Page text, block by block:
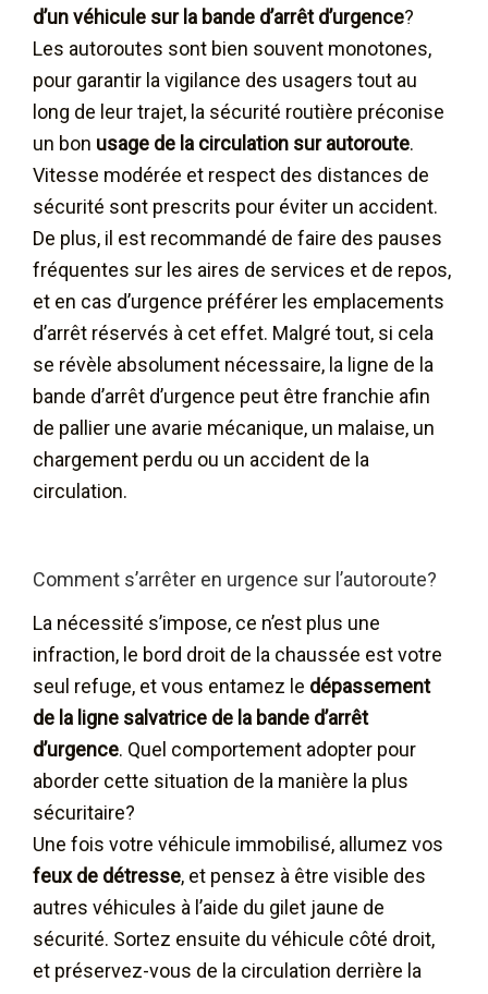
d’un véhicule sur la bande d’arrêt d’urgence?
Les autoroutes sont bien souvent monotones,
pour garantir la vigilance des usagers tout au
long de leur trajet, la sécurité routière préconise
un bon usage de la circulation sur autoroute.
Vitesse modérée et respect des distances de
sécurité sont prescrits pour éviter un accident.
De plus, il est recommandé de faire des pauses
fréquentes sur les aires de services et de repos,
et en cas d’urgence préférer les emplacements
d’arrêt réservés à cet effet. Malgré tout, si cela
se révèle absolument nécessaire, la ligne de la
bande d’arrêt d’urgence peut être franchie afin
de pallier une avarie mécanique, un malaise, un
chargement perdu ou un accident de la
circulation.
Comment s’arrêter en urgence sur l’autoroute?
La nécessité s’impose, ce n’est plus une
infraction, le bord droit de la chaussée est votre
seul refuge, et vous entamez le dépassement
de la ligne salvatrice de la bande d’arrêt
d’urgence. Quel comportement adopter pour
aborder cette situation de la manière la plus
sécuritaire?
Une fois votre véhicule immobilisé, allumez vos
feux de détresse, et pensez à être visible des
autres véhicules à l’aide du gilet jaune de
sécurité. Sortez ensuite du véhicule côté droit,
et préservez-vous de la circulation derrière la